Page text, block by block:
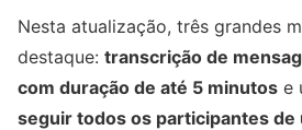
Nesta atualização, três grandes
destaque: transcrição de
com duração de até 5 minutos e
seguir todos os participantes de